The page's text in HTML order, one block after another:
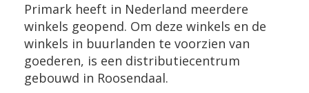
Primark heeft in Nederland meerdere
winkels geopend. Om deze winkels en de
winkels in buurlanden te voorzien van
goederen, is een distributiecentrum
gebouwd in Roosendaal.